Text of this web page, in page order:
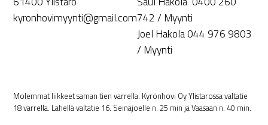
kyronhovimyynti@gmail.com742 / Myynti
Joel Hakola 044 976 9803
/ Myynti
Molemmat liikkeet saman tien varrella. Kyrönhovi Oy Ylistarossa valtatie
18 varrella. Lähellä valtatie 16. Seinäjoelle n. 25 min ja Vaasaan n. 40 min.